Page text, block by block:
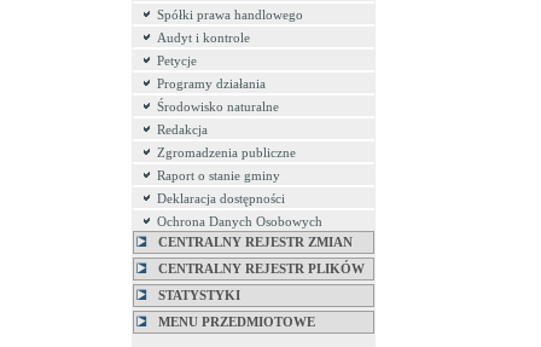
Spółki prawa handlowego
Audyt i kontrole
Petycje
Programy działania
Środowisko naturalne
Redakcja
Zgromadzenia publiczne
Raport o stanie gminy
Deklaracja dostępności
Ochrona Danych Osobowych
CENTRALNY REJESTR ZMIAN
CENTRALNY REJESTR PLIKÓW
STATYSTYKI
MENU PRZEDMIOTOWE